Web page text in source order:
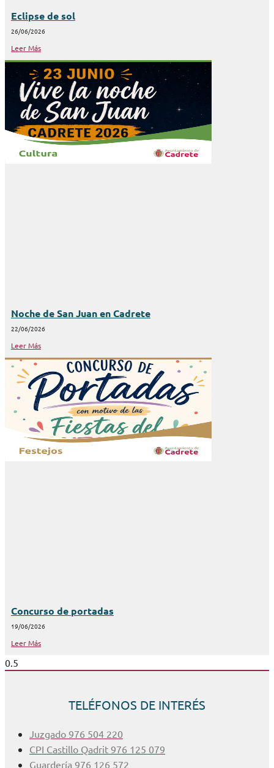
Eclipse de sol
26/06/2026
Leer Más
Noche de San Juan en Cadrete
22/06/2026
Leer Más
Concurso de portadas
19/06/2026
Leer Más
TELÉFONOS DE INTERÉS
Juzgado 976 504 220
CPI Castillo Qadrit 976 125 079
Guardería 976 126 572